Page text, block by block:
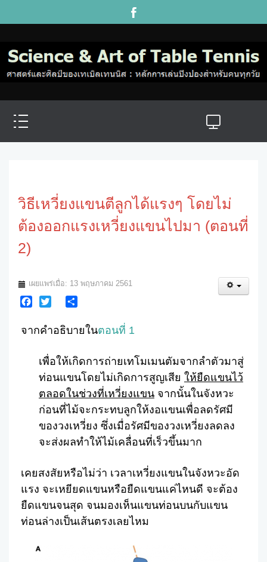
วิธีเหวี่ยงแขนตีลูกได้แรงๆ โดยไม่
ต้องออกแรงเหวี่ยงแขนไปมา (ตอนที่
2)
เผยแพร่เมื่อ: 13 พฤษภาคม 2561
จากคำอธิบายในตอนที่ 1
เพื่อให้เกิดการถ่ายเทโมเมนตัมจากลำตัวมาสู่
ท่อนแขนโดยไม่เกิดการสูญเสีย ให้ยืดแขนไว้
ตลอดในช่วงที่เหวี่ยงแขน จากนั้นในจังหวะ
ก่อนที่ไม้จะกระทบลูกให้งอแขนเพื่อลดรัศมี
ของวงเหวี่ยง ซึ่งเมื่อรัศมีของวงเหวี่ยงลดลง
จะส่งผลทำให้ไม้เคลื่อนที่เร็วขึ้นมาก
เคยสงสัยหรือไม่ว่า เวลาเหวี่ยงแขนในจังหวะอัด
แรง จะเหยียดแขนหรือยืดแขนแค่ไหนดี จะต้อง
ยืดแขนจนสุด จนมองเห็นแขนท่อนบนกับแขน
ท่อนล่างเป็นเส้นตรงเลยไหม